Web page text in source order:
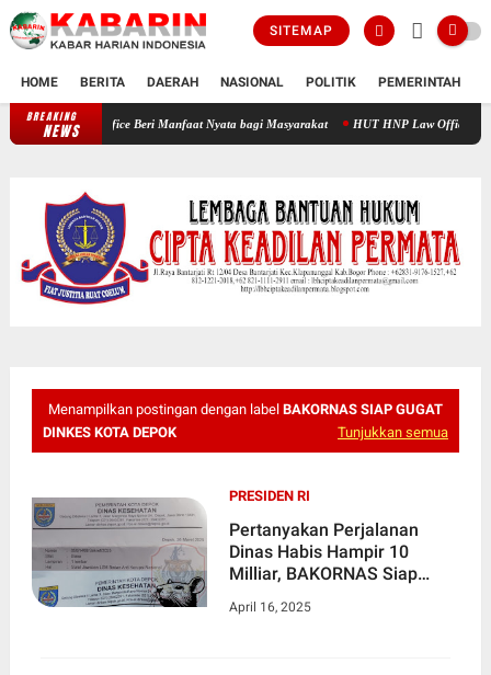
SITEMAP
HOME BERITA DAERAH NASIONAL POLITIK PEMERINTAH
BREAKING
NEWS Pengobatan Gratis M Fadhlan Medika Dan HNP Law Office Beri
Menampilkan postingan dengan label BAKORNAS SIAP GUGAT
DINKES KOTA DEPOK
Tunjukkan semua
PRESIDEN RI
Pertanyakan Perjalanan
Dinas Habis Hampir 10
Milliar, BAKORNAS Siap
April 16, 2025